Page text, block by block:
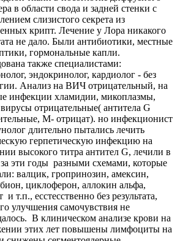
в области свода и задней стенки с
слизистого секрета из
крипт. Лечение у Лора никакого
не дало. Были антибиотики, местные
гормональные капли.
также специалистами:
эндокринолог, кардиолог - без
Анализ на ВИЧ отрицательный, на
инфекции хламидии, микоплазмы,
отрицательные( антитела G
M- отрицат). но инфекционист
длительно пытались лечить
герпетическую инфекцию на
высокого титра антител G, лечили в
эти годы разными схемами, которые
валцик, гропринозин, амексин,
циклоферон, аллокин альфа,
и т.п., есстесственно без результата,
улучшения самочувствия не
В клиническом анализе крови на
этих лет повышены лимфоциты на